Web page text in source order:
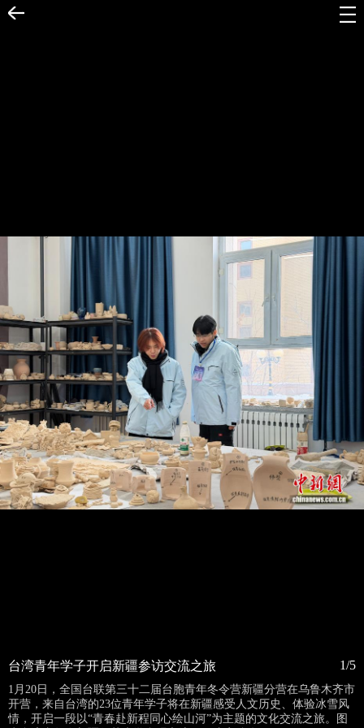
台湾青年学子开启新疆参访交流之旅 1/5
1月20日，全国台联第三十二届台胞青年冬令营新疆分营在乌鲁木齐市
开营，来自台湾的23位青年学子将在新疆感受人文历史、体验冰雪风
情，开启一段以“青春赴新程同心绘山河”为主题的文化交流之旅。图